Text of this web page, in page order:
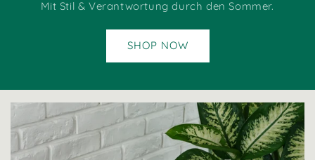
Mit Stil & Verantwortung durch den Sommer.
SHOP NOW